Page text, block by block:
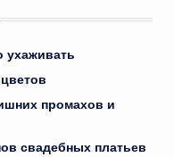
ухаживать
промахов и
свадебных платьев